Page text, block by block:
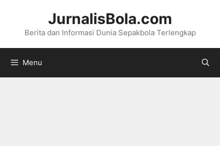
JurnalisBola.com
Berita dan Informasi Dunia Sepakbola Terlengkap
Menu